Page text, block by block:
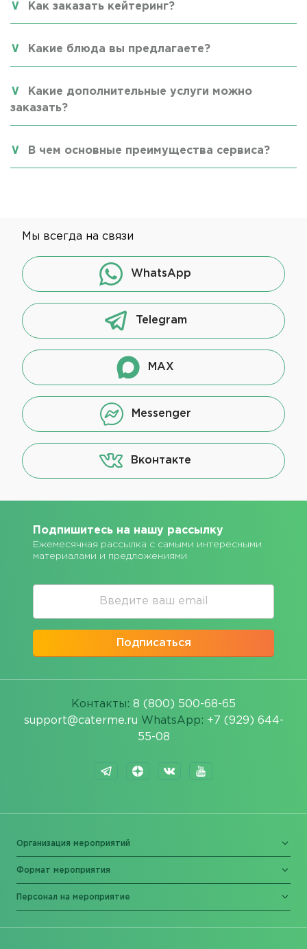
Как заказать кейтеринг?
Какие блюда вы предлагаете?
Какие дополнительные услуги можно
заказать?
В чем основные преимущества сервиса?
Мы всегда на связи
WhatsApp
Telegram
MAX
Messenger
Вконтакте
Подпишитесь на нашу рассылку
Ежемесячная рассылка с самыми интересными
материалами и предложениями
Подписаться
Контакты: 8 (800) 500-68-65
support@caterme.ru WhatsApp: +7 (929) 644-
55-08
Организация мероприятий
Формат мероприятия
Персонал на мероприятие